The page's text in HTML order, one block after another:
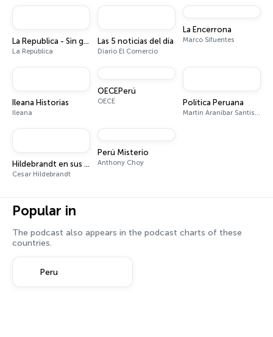
La Republica - Sin guion
La República
Las 5 noticias del día
Diario El Comercio
La Encerrona
Marco Sifuentes
Ileana Historias
Ileana
OECEPerú
OECE Política Peruana
Martin Aranibar Santisteban
Hildebrandt en sus trece
Cesar Hildebrandt
Perú Misterio
Anthony Choy
Popular in
The podcast also appears in the podcast charts of these
countries.
Peru